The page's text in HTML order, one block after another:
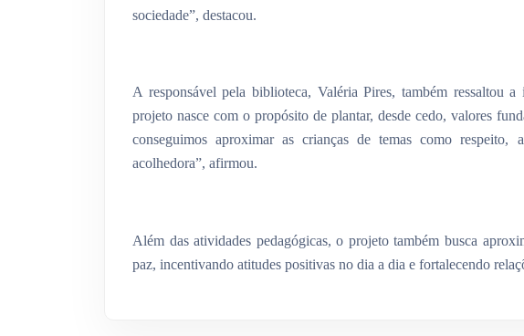
sociedade”, destacou.
A responsável pela biblioteca, Valéria Pires, também ressaltou
projeto nasce com o propósito de plantar, desde cedo, valores
conseguimos aproximar as crianças de temas como
acolhedora”, afirmou.
Além das atividades pedagógicas, o projeto também busca
paz, incentivando atitudes positivas no dia a dia e fortalecendo